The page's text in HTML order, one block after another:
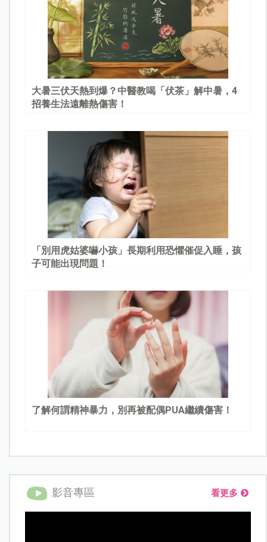
大暑三伏天熱到爆？中醫教喝「伏茶」解中暑，4
招養生法遠離熱傷害！
「別用虎姑婆嚇小孩」長期利用恐懼催促入睡，孩
子可能出現問題！
了解何謂精神暴力，別再被配偶PUA繼續傷害！
影音專區 看更多